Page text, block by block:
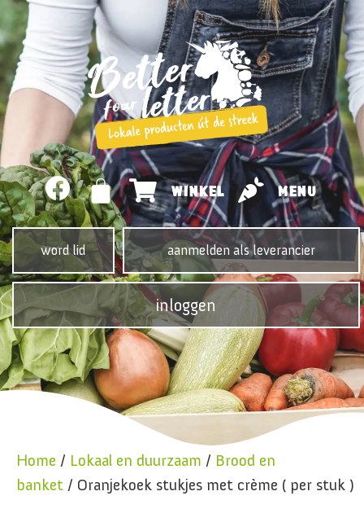
WINKEL MENU
word lid aanmelden als leverancier
inloggen
Home / Lokaal en duurzaam / Brood en
banket / Oranjekoek stukjes met crème ( per stuk )